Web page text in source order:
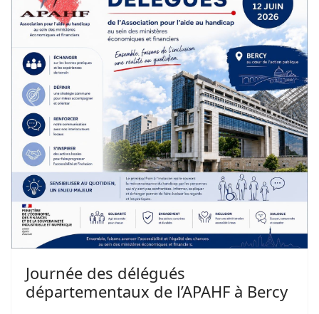
Previous Next
Journée des délégués
départementaux de l’APAHF à Bercy